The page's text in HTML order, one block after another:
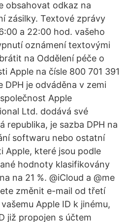
obsahovat odkaz na
zásilky. Textové zprávy
a 22:00 hod. vašeho
oznámení textovými
na Oddělení péče o
Apple na čísle 800 701 391
DPH je odváděna v zemi
Apple
Ltd. dodává své
republika, je sazba DPH na
softwaru nebo ostatní
Apple, které jsou podle
hodnoty klasifikovány
na 21 %. @iCloud a @me
změnit e-mail od třetí
Apple ID k jinému,
již propojen s účtem